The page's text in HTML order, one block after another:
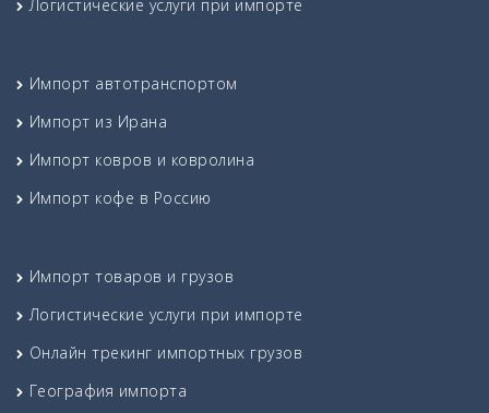
Логистические услуги при импорте
Импорт автотранспортом
Импорт из Ирана
Импорт ковров и ковролина
Импорт кофе в Россию
Импорт товаров и грузов
Логистические услуги при импорте
Онлайн трекинг импортных грузов
География импорта